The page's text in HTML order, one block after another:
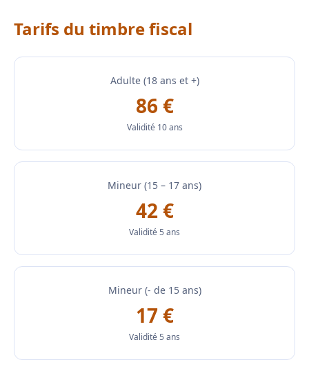
Tarifs du timbre fiscal
Adulte (18 ans et +)
86 €
Validité 10 ans
Mineur (15 – 17 ans)
42 €
Validité 5 ans
Mineur (- de 15 ans)
17 €
Validité 5 ans